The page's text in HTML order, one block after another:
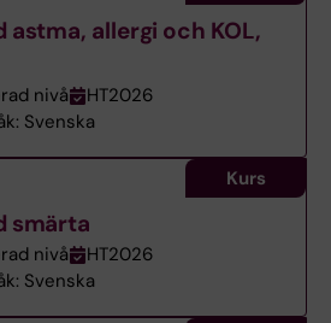
astma, allergi och KOL,
nivå
HT2026
Svenska
smärta
nivå
HT2026
Svenska
Kurs